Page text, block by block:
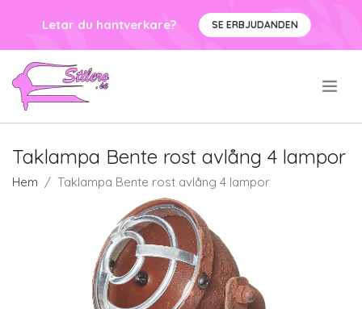
Letar du hantverkare? SE ERBJUDANDEN
Taklampa Bente rost avlång 4 lampor
Hem Taklampa Bente rost avlång 4 lampor